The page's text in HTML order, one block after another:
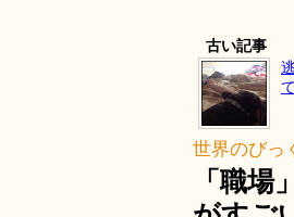
古い記事
世界のびっ
「職